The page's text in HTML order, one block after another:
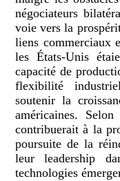
négociateurs
voie vers la
liens commerciaux
les États-Unis
capacité de
flexibilité
soutenir la
américaines.
contribuerait à la
poursuite de la
leur leadership
technologies